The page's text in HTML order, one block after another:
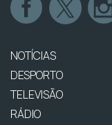
NOTÍCIAS
DESPORTO
TELEVISÃO
RÁDIO